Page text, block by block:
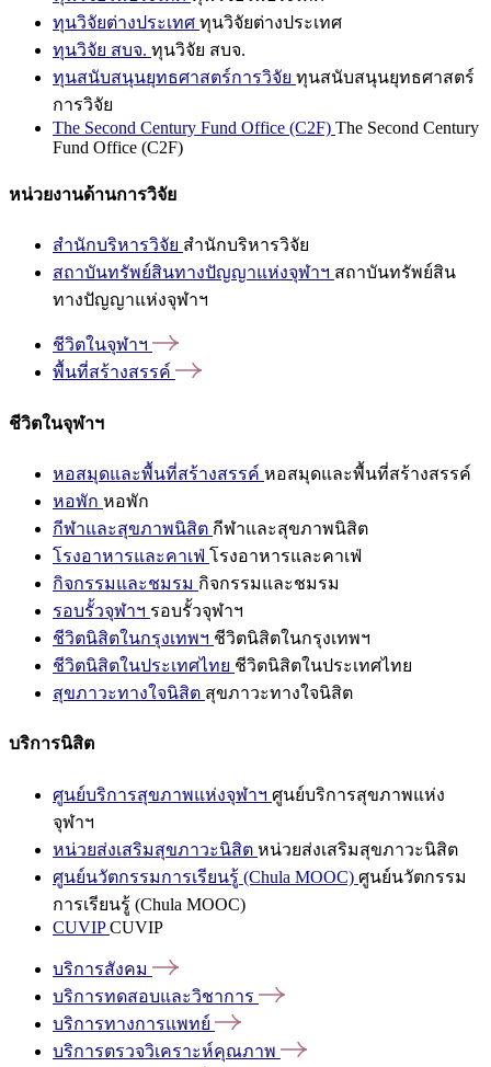
ทุนวิจัยต่างประเทศ ทุนวิจัยต่างประเทศ
ทุนวิจัย สบจ. ทุนวิจัย สบจ.
ทุนสนับสนุนยุทธศาสตร์การวิจัย ทุนสนับสนุนยุทธศาสตร์
การวิจัย
The Second Century Fund Office (C2F) The Second Century
Fund Office (C2F)
หน่วยงานด้านการวิจัย
สำนักบริหารวิจัย สำนักบริหารวิจัย
สถาบันทรัพย์สินทางปัญญาแห่งจุฬาฯ สถาบันทรัพย์สิน
ทางปัญญาแห่งจุฬาฯ
ชีวิตในจุฬาฯ
พื้นที่สร้างสรรค์
ชีวิตในจุฬาฯ
หอสมุดและพื้นที่สร้างสรรค์ หอสมุดและพื้นที่สร้างสรรค์
หอพัก หอพัก
กีฬาและสุขภาพนิสิต กีฬาและสุขภาพนิสิต
โรงอาหารและคาเฟ่ โรงอาหารและคาเฟ่
กิจกรรมและชมรม กิจกรรมและชมรม
รอบรั้วจุฬาฯ รอบรั้วจุฬาฯ
ชีวิตนิสิตในกรุงเทพฯ ชีวิตนิสิตในกรุงเทพฯ
ชีวิตนิสิตในประเทศไทย ชีวิตนิสิตในประเทศไทย
สุขภาวะทางใจนิสิต สุขภาวะทางใจนิสิต
บริการนิสิต
ศูนย์บริการสุขภาพแห่งจุฬาฯ ศูนย์บริการสุขภาพแห่ง
จุฬาฯ
หน่วยส่งเสริมสุขภาวะนิสิต หน่วยส่งเสริมสุขภาวะนิสิต
ศูนย์นวัตกรรมการเรียนรู้ (Chula MOOC) ศูนย์นวัตกรรม
การเรียนรู้ (Chula MOOC)
CUVIPCUVIP
บริการสังคม
บริการทดสอบและวิชาการ
บริการทางการแพทย์
บริการตรวจวิเคราะห์คุณภาพ